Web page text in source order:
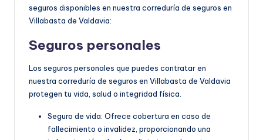
seguros disponibles en nuestra correduría de seguros en
Villabasta de Valdavia:
Seguros personales
Los seguros personales que puedes contratar en
nuestra correduría de seguros en Villabasta de Valdavia
protegen tu vida, salud o integridad física.
Seguro de vida: Ofrece cobertura en caso de
fallecimiento o invalidez, proporcionando una